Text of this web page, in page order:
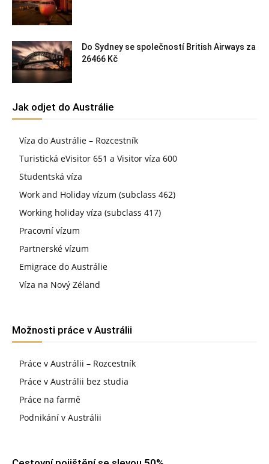
Do Sydney se společností British Airways za
26466 Kč
Jak odjet do Austrálie
Víza do Austrálie – Rozcestník
Turistická eVisitor 651 a Visitor víza 600
Studentská víza
Work and Holiday vízum (subclass 462)
Working holiday víza (subclass 417)
Pracovní vízum
Partnerské vízum
Emigrace do Austrálie
Víza na Nový Zéland
Možnosti práce v Austrálii
Práce v Austrálii – Rozcestník
Práce v Austrálii bez studia
Práce na farmě
Podnikání v Austrálii